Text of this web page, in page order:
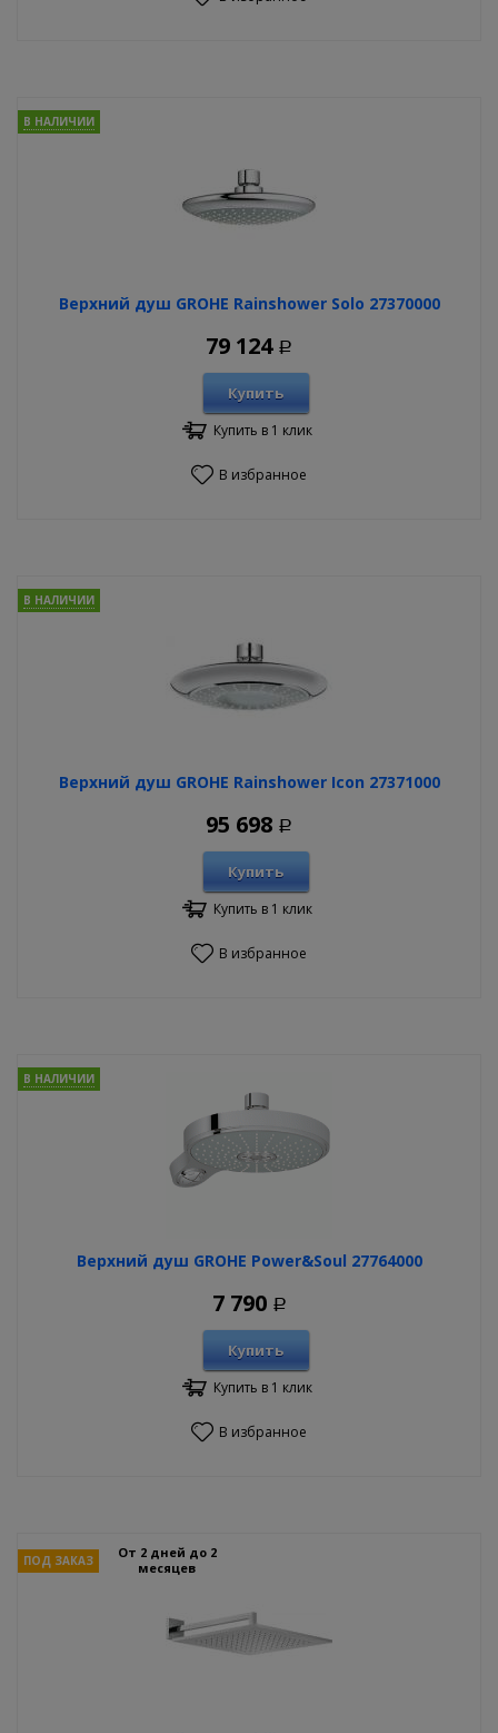
Верхний душ GROHE Rainshower Solo 27370000
В НАЛИЧИИ
79 124 Р
Купить
Купить в 1 клик
В избранное
Верхний душ GROHE Rainshower Icon 27371000
В НАЛИЧИИ
95 698 Р
Купить
Купить в 1 клик
В избранное
Верхний душ GROHE Power&Soul 27764000
В НАЛИЧИИ
7 790 Р
Купить
Купить в 1 клик
В избранное
ПОД ЗАКАЗ
От 2 дней до 2
месяцев